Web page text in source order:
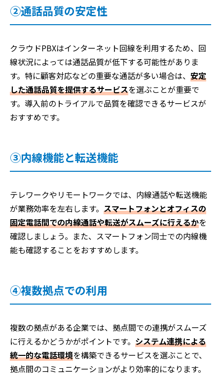
②通話品質の安定性
クラウドPBXはインターネット回線を利用するため、回
線状況によっては通話品質が低下する可能性がありま
す。特に顧客対応などの重要な通話が多い場合は、 安定
した通話品質を提供するサービスを選ぶことが重要で
す。導入前のトライアルで品質を確認できるサービスが
おすすめです。
③内線機能と転送機能
テレワークやリモートワークでは、内線通話や転送機能
が業務効率を左右します。 スマートフォンとオフィスの
固定電話間での内線通話や転送がスムーズに行えるかを
確認しましょう。また、スマートフォン同士での内線機
能も確認することをおすすめします。
④複数拠点での利用
複数の拠点がある企業では、拠点間での連携がスムーズ
に行えるかどうかがポイントです。 システム連携による
統一的な電話環境を構築できるサービスを選ぶことで、
拠点間のコミュニケーションがより効率的になります。